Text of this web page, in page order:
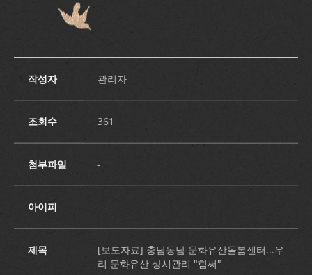
작성자 관리자
조회수 361
첨부파일 -
아이피
제목
[보도자료] 충남동남 문화유산돌봄센터...우
리 문화유산 상시관리 "힘써"